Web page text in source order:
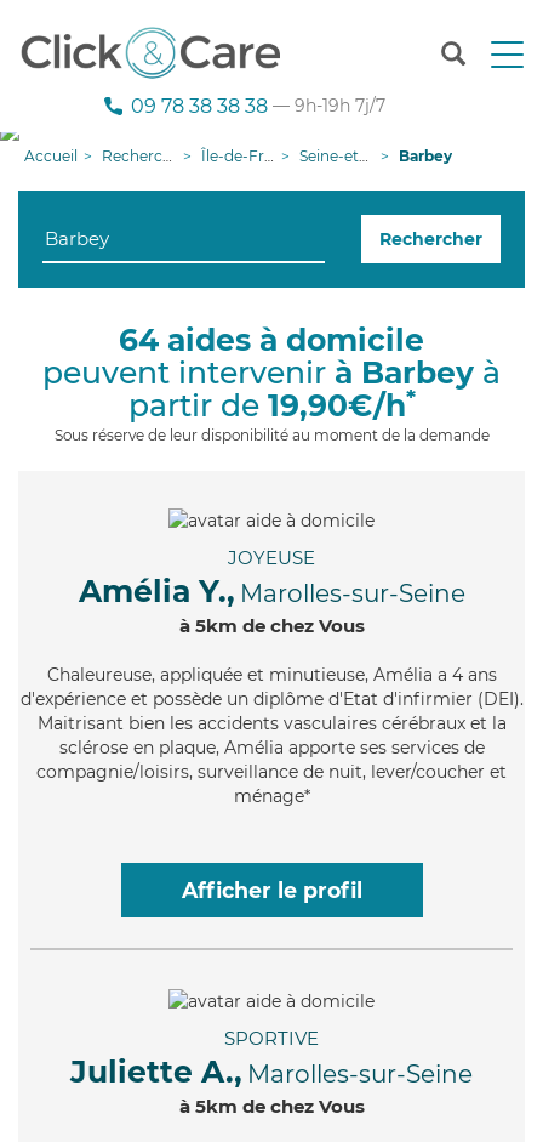
T
n
g
09 78 38 38 38 — 9h-19h 7j/7
Accueil Recherche aide à domicile Île-de-France Seine-et-Marne Barbey
Rechercher
64 aides à domicile
peuvent intervenir à Barbey à
partir de 19,90€/h*
Sous réserve de leur disponibilité au moment de la demande
JOYEUSE
Amélia Y., Marolles-sur-Seine
à 5km de chez Vous
Chaleureuse, appliquée et minutieuse, Amélia a 4 ans
d'expérience et possède un diplôme d'Etat d'infirmier (DEI).
Maitrisant bien les accidents vasculaires cérébraux et la
sclérose en plaque, Amélia apporte ses services de
compagnie/loisirs, surveillance de nuit, lever/coucher et
ménage*
Afficher le profil
SPORTIVE
Juliette A., Marolles-sur-Seine
à 5km de chez Vous